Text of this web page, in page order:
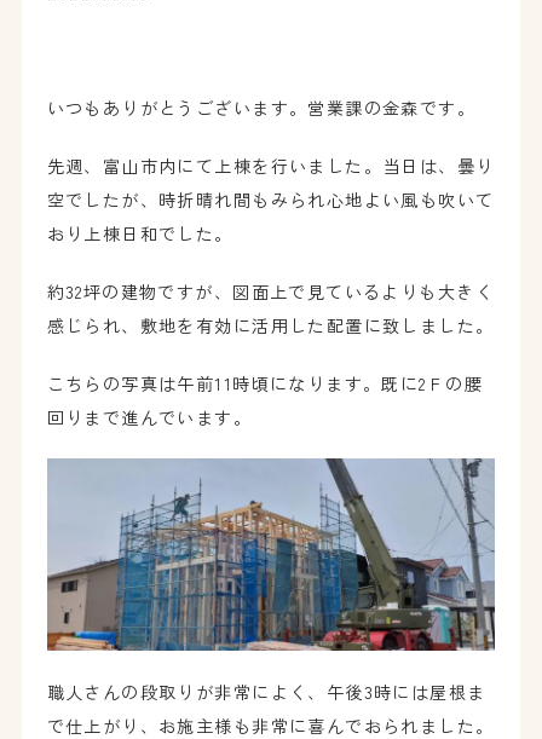
いつもありがとうございます。営業課の金森です。
先週、富山市内にて上棟を行いました。当日は、曇り
空でしたが、時折晴れ間もみられ心地よい風も吹いて
おり上棟日和でした。
約32坪の建物ですが、図面上で見ているよりも大きく
感じられ、敷地を有効に活用した配置に致しました。
こちらの写真は午前11時頃になります。既に2Ｆの腰
回りまで進んでいます。
職人さんの段取りが非常によく、午後3時には屋根ま
で仕上がり、お施主様も非常に喜んでおられました。